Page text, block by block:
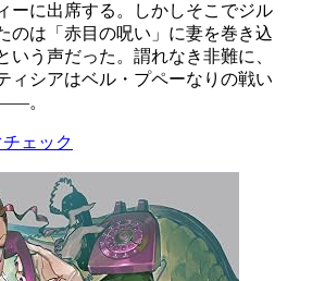
ーに出席する。しかしそこでジル
のは「赤目の呪い」に妻を巻き込
いう声だった。謂れなき非難に、
ィシアはベル・プペーなりの戦い
。
ェック